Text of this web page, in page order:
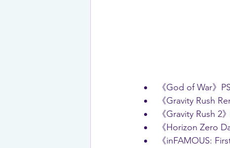
《God of War》
《Gravity Rush
《Gravity Rush 2
《Horizon Zero
《inFAMOUS: